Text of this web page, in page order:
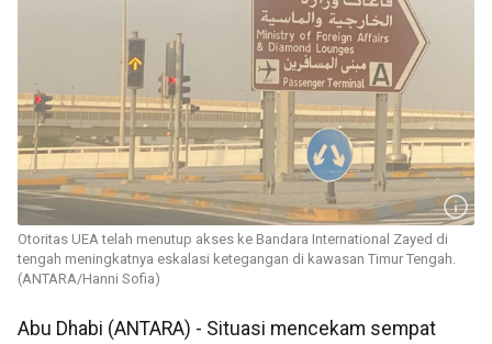
Otoritas UEA telah menutup akses ke Bandara International Zayed di
tengah meningkatnya eskalasi ketegangan di kawasan Timur Tengah.
(ANTARA/Hanni Sofia)
Abu Dhabi (ANTARA) - Situasi mencekam sempat